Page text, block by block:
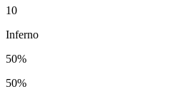
10
Inferno
50%
50%